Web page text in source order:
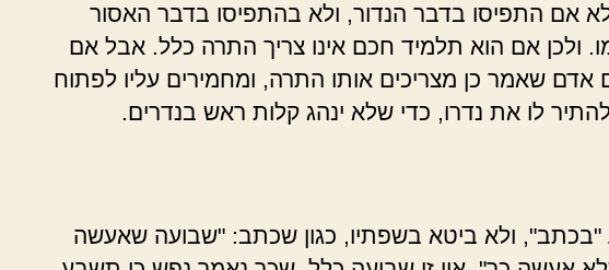
אם התפיסו בדבר הנדור, ולא בהתפיסו בדבר האסור
ולכן אם הוא תלמיד חכם אינו צריך התרה כלל. אבל אם
אדם שאמר כן מצריכים אותו התרה, ומחמירים עליו לפתוח
לו את נדרו, כדי שלא ינהג קלות ראש בנדרים.
ולא ביטא בשפתיו, כגון שכתב: "שבועה שאעשה